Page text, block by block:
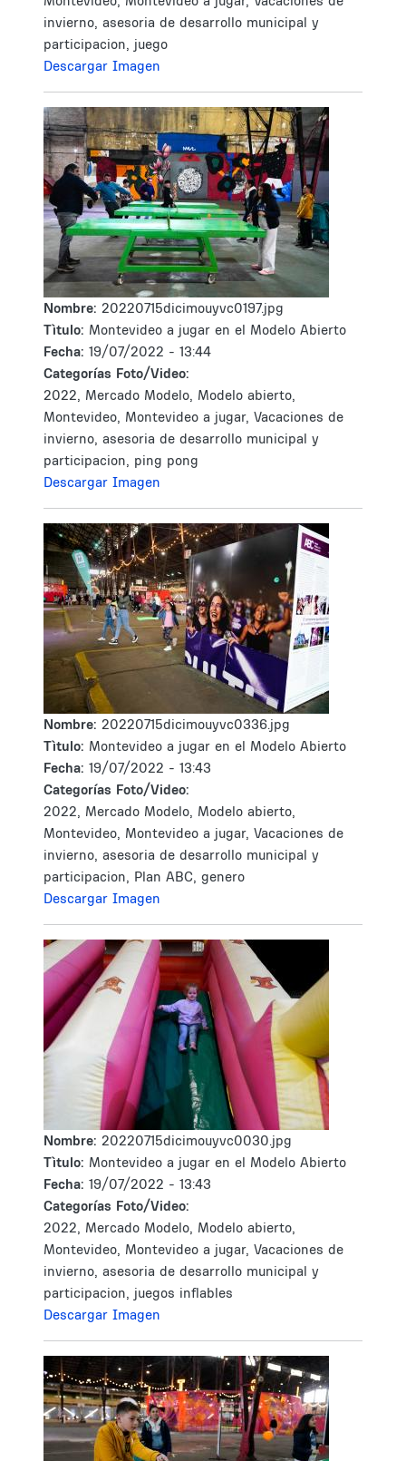
invierno, asesoria de desarrollo municipal y
participacion, juego
Descargar Imagen
Nombre: 20220715dicimouyvc0197.jpg
Tìtulo: Montevideo a jugar en el Modelo Abierto
Fecha: 19/07/2022 - 13:44
Categorías Foto/Video:
2022, Mercado Modelo, Modelo abierto,
Montevideo, Montevideo a jugar, Vacaciones de
invierno, asesoria de desarrollo municipal y
participacion, ping pong
Descargar Imagen
Nombre: 20220715dicimouyvc0336.jpg
Tìtulo: Montevideo a jugar en el Modelo Abierto
Fecha: 19/07/2022 - 13:43
Categorías Foto/Video:
2022, Mercado Modelo, Modelo abierto,
Montevideo, Montevideo a jugar, Vacaciones de
invierno, asesoria de desarrollo municipal y
participacion, Plan ABC, genero
Descargar Imagen
Nombre: 20220715dicimouyvc0030.jpg
Tìtulo: Montevideo a jugar en el Modelo Abierto
Fecha: 19/07/2022 - 13:43
Categorías Foto/Video:
2022, Mercado Modelo, Modelo abierto,
Montevideo, Montevideo a jugar, Vacaciones de
invierno, asesoria de desarrollo municipal y
participacion, juegos inflables
Descargar Imagen